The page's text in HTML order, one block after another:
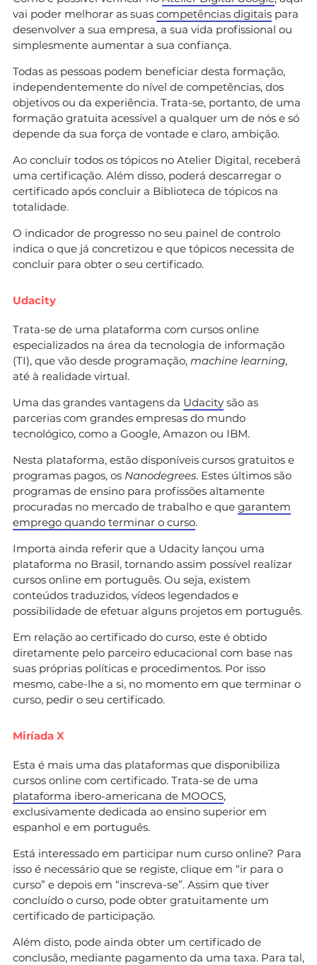
vai poder melhorar as suas competências digitais para
desenvolver a sua empresa, a sua vida profissional ou
simplesmente aumentar a sua confiança.
Todas as pessoas podem beneficiar desta formação,
independentemente do nível de competências, dos
objetivos ou da experiência. Trata-se, portanto, de uma
formação gratuita acessível a qualquer um de nós e só
depende da sua força de vontade e claro, ambição.
Ao concluir todos os tópicos no Atelier Digital, receberá
uma certificação. Além disso, poderá descarregar o
certificado após concluir a Biblioteca de tópicos na
totalidade.
O indicador de progresso no seu painel de controlo
indica o que já concretizou e que tópicos necessita de
concluir para obter o seu certificado.
Udacity
Trata-se de uma plataforma com cursos online
especializados na área da tecnologia de informação
(TI), que vão desde programação, machine learning,
até à realidade virtual.
Uma das grandes vantagens da Udacity são as
parcerias com grandes empresas do mundo
tecnológico, como a Google, Amazon ou IBM.
Nesta plataforma, estão disponíveis cursos gratuitos e
programas pagos, os Nanodegrees. Estes últimos são
programas de ensino para profissões altamente
procuradas no mercado de trabalho e que garantem
emprego quando terminar o curso.
Importa ainda referir que a Udacity lançou uma
plataforma no Brasil, tornando assim possível realizar
cursos online em português. Ou seja, existem
conteúdos traduzidos, vídeos legendados e
possibilidade de efetuar alguns projetos em português.
Em relação ao certificado do curso, este é obtido
diretamente pelo parceiro educacional com base nas
suas próprias políticas e procedimentos. Por isso
mesmo, cabe-lhe a si, no momento em que terminar o
curso, pedir o seu certificado.
Miríada X
Esta é mais uma das plataformas que disponibiliza
cursos online com certificado. Trata-se de uma
plataforma ibero-americana de MOOCS,
exclusivamente dedicada ao ensino superior em
espanhol e em português.
Está interessado em participar num curso online? Para
isso é necessário que se registe, clique em “ir para o
curso” e depois em “inscreva-se”. Assim que tiver
concluído o curso, pode obter gratuitamente um
certificado de participação.
Além disto, pode ainda obter um certificado de
conclusão, mediante pagamento da uma taxa. Para tal,